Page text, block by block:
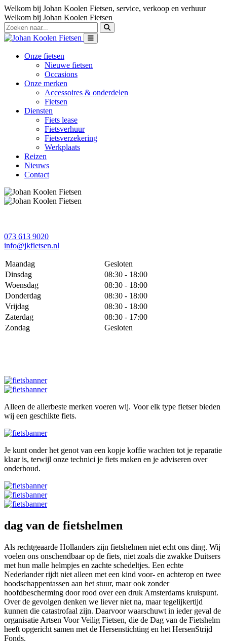
Welkom bij Johan Koolen Fietsen, service, verkoop en verhuur
Welkom bij Johan Koolen Fietsen
Onze fietsen
Nieuwe fietsen
Occasions
Onze merken
Accessoires & onderdelen
Fietsen
Diensten
Fiets lease
Fietsverhuur
Fietsverzekering
Werkplaats
Reizen
Nieuws
Contact
073 613 9020
info@jkfietsen.nl
Maandag
Gesloten
Dinsdag
08:30 - 18:00
Woensdag
08:30 - 18:00
Donderdag
08:30 - 18:00
Vrijdag
08:30 - 18:00
Zaterdag
08:30 - 17:00
Zondag
Gesloten
Alleen de allerbeste merken voeren wij. Voor elk type fietser bieden
wij een geschikte fiets.
Je kunt onder het genot van een kopje koffie wachten tot je reparatie
klaar is, terwijl onze technici je fiets maken en je adviseren over
onderhoud.
dag van de fietshelmen
Als rechtgeaarde Hollanders zijn fietshelmen niet echt ons ding. Wij
voelen ons onschendbaar op de fiets, niet zoals die zwakke Duitsers
met hun malle helmpjes en zachte schedeltjes. Een echte
Nederlander rijdt niet alleen met een kind voor- en achterop en twee
boodschappentassen aan het stuur, maar ook zonder
hoofdbescherming door rood over een druk Amsterdams kruispunt.
Over de gevolgen denken we liever niet na, maar tegelijkertijd
kunnen die catastrofaal zijn. Daarvoor waarschuwt in ieder geval de
organisatie Artsen Voor Veilig Fietsen, die de Dag van de Fietshelm
heeft opgericht samen met de Hersenstichting en het HersenStrijd
Fonds.